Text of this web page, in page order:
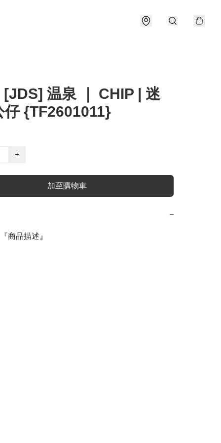
温泉 ｜ CHIP | 迷
仔 {TF2601011}
+
加至購物車
−
商品描述』